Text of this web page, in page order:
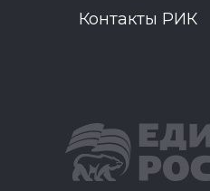
Контакты РИК